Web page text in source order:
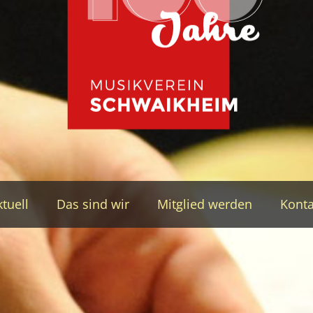
Das sind wir Mitglied werden